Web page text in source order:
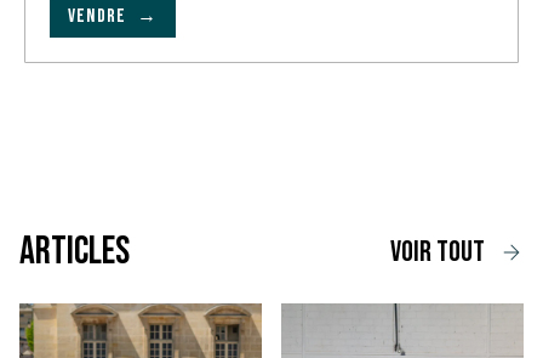
VENDRE →
voir tout
Articles